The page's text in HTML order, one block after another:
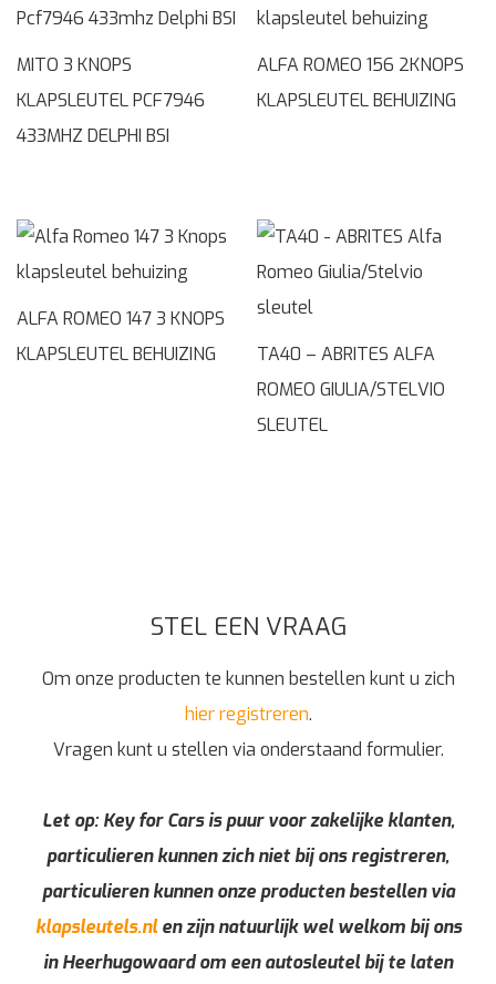
MITO 3 KNOPS
KLAPSLEUTEL PCF7946
433MHZ DELPHI BSI
ALFA ROMEO 156 2KNOPS
KLAPSLEUTEL BEHUIZING
ALFA ROMEO 147 3 KNOPS
KLAPSLEUTEL BEHUIZING
TA40 – ABRITES ALFA
ROMEO GIULIA/STELVIO
SLEUTEL
STEL EEN VRAAG
Om onze producten te kunnen bestellen kunt u zich
hier registreren.
Vragen kunt u stellen via onderstaand formulier.
Let op: Key for Cars is puur voor zakelijke klanten,
particulieren kunnen zich niet bij ons registreren,
particulieren kunnen onze producten bestellen via
klapsleutels.nlen zijn natuurlijk wel welkom bij ons
in Heerhugowaard om een autosleutel bij te laten